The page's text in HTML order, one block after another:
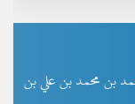
بن محمد بن علي بن